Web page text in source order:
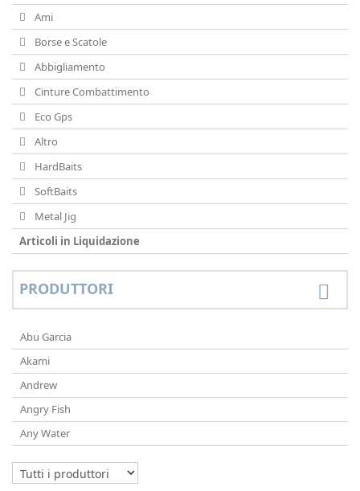
Ami
Borse e Scatole
Abbigliamento
Cinture Combattimento
Eco Gps
Altro
HardBaits
SoftBaits
Metal Jig
Articoli in Liquidazione
PRODUTTORI
Abu Garcia
Akami
Andrew
Angry Fish
Any Water